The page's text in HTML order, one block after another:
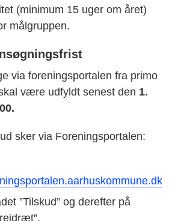
(minimum 15 uger om året)
målgruppen.
via foreningsportalen fra primo
være udfyldt senest den 1.
sker via Foreningsportalen:
”Tilskud” og derefter på